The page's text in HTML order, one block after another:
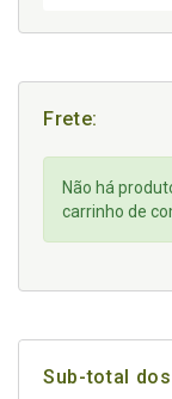
Frete:
Não há
carrinho de
Sub-total